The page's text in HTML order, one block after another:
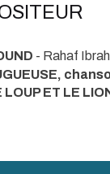
- Rahaf
LOUP ET LE